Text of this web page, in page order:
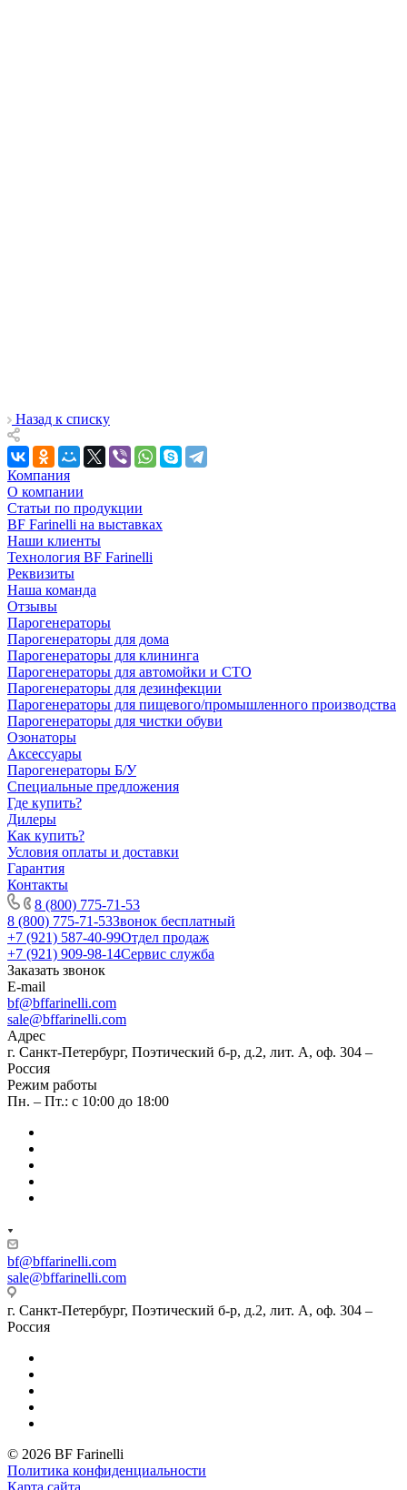
Назад к списку
Компания
О компании
Статьи по продукции
BF Farinelli на выставках
Наши клиенты
Технология BF Farinelli
Реквизиты
Наша команда
Отзывы
Парогенераторы
Парогенераторы для дома
Парогенераторы для клининга
Парогенераторы для автомойки и СТО
Парогенераторы для дезинфекции
Парогенераторы для пищевого/промышленного производства
Парогенераторы для чистки обуви
Озонаторы
Аксессуары
Парогенераторы Б/У
Специальные предложения
Где купить?
Дилеры
Как купить?
Условия оплаты и доставки
Гарантия
Контакты
8 (800) 775-71-53
8 (800) 775-71-53Звонок бесплатный
+7 (921) 587-40-99Отдел продаж
+7 (921) 909-98-14Сервис служба
Заказать звонок
E-mail
bf@bffarinelli.com
sale@bffarinelli.com
Адрес
г. Санкт-Петербург, Поэтический б-р, д.2, лит. А, оф. 304 –
Россия
Режим работы
Пн. – Пт.: с 10:00 до 18:00
bf@bffarinelli.com
sale@bffarinelli.com
г. Санкт-Петербург, Поэтический б-р, д.2, лит. А, оф. 304 –
Россия
© 2026 BF Farinelli
Политика конфиденциальности
Карта сайта